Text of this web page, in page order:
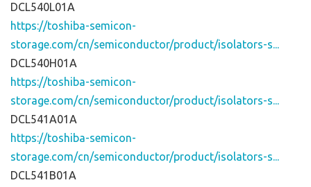
DCL540L01A
https://toshiba-semicon-
storage.com/cn/semiconductor/product/isolators-s...
DCL540H01A
https://toshiba-semicon-
storage.com/cn/semiconductor/product/isolators-s...
DCL541A01A
https://toshiba-semicon-
storage.com/cn/semiconductor/product/isolators-s...
DCL541B01A